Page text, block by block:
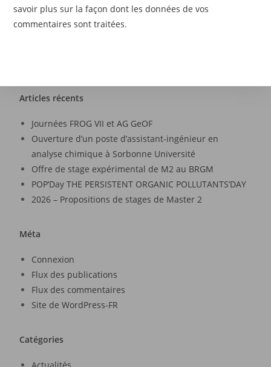
savoir plus sur la façon dont les données de vos
commentaires sont traitées.
Articles récents
Journées FROG VII et AG GeOF
Ouverture d’un poste d’assistant-ingénieur en
analyse chimique à Sorbonne Université
Offre de stage expérimental de M2 au BRGM
POP’Day THE PERSISTENT ORGANIC POLLUTANTS’DAY
2026 – Propositions de stages de Master 2
Méta
Connexion
Flux des publications
Flux des commentaires
Site de WordPress-FR
Catégories